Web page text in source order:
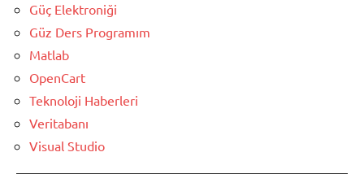
Güç Elektroniği
Güz Ders Programım
Matlab
OpenCart
Teknoloji Haberleri
Veritabanı
Visual Studio